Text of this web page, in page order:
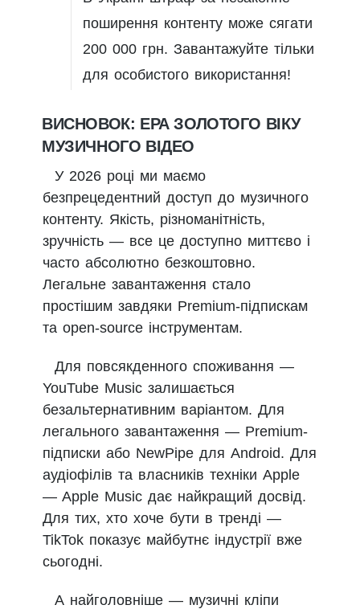
поширення контенту може сягати
200 000 грн. Завантажуйте тільки
для особистого використання!
ВИСНОВОК: ЕРА ЗОЛОТОГО ВІКУ
МУЗИЧНОГО ВІДЕО
У 2026 році ми маємо
безпрецедентний доступ до музичного
контенту. Якість, різноманітність,
зручність — все це доступно миттєво і
часто абсолютно безкоштовно.
Легальне завантаження стало
простішим завдяки Premium-підпискам
та open-source інструментам.
Для повсякденного споживання —
YouTube Music залишається
безальтернативним варіантом. Для
легального завантаження — Premium-
підписки або NewPipe для Android. Для
аудіофілів та власників техніки Apple
— Apple Music дає найкращий досвід.
Для тих, хто хоче бути в тренді —
TikTok показує майбутнє індустрії вже
сьогодні.
А найголовніше — музичні кліпи